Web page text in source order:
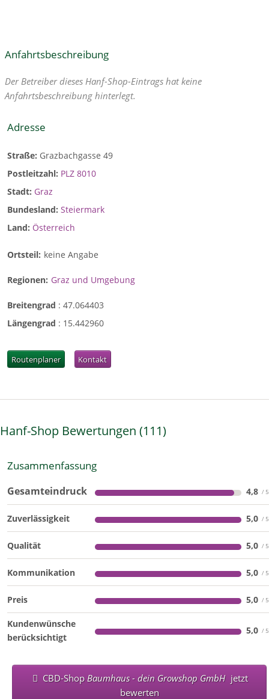
Anfahrtsbeschreibung
Der Betreiber dieses Hanf-Shop-Eintrags hat keine
Anfahrtsbeschreibung hinterlegt.
Adresse
Straße: Grazbachgasse 49
Postleitzahl: PLZ 8010
Stadt: Graz
Bundesland: Steiermark
Land: Österreich
Ortsteil: keine Angabe
Regionen: Graz und Umgebung
Breitengrad : 47.064403
Längengrad : 15.442960
Routenplaner Kontakt
Hanf-Shop Bewertungen 111
Zusammenfassung
Gesamteindruck 4,8
Zuverlässigkeit 5,0
Qualität 5,0
Kommunikation 5,0
Preis 5,0
Kundenwünsche
berücksichtigt
5,0
CBD-Shop Baumhaus - dein Growshop GmbH jetzt
bewerten